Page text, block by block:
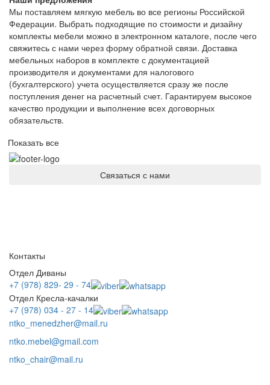
Мы поставляем мягкую мебель во все регионы Российской
Федерации. Выбрать подходящие по стоимости и дизайну
комплекты мебели можно в электронном каталоге, после чего
свяжитесь с нами через форму обратной связи. Доставка
мебельных наборов в комплекте с документацией
производителя и документами для налогового
(бухгалтерского) учета осуществляется сразу же после
поступления денег на расчетный счет. Гарантируем высокое
качество продукции и выполнение всех договорных
обязательств.
Показать все
Связаться с нами
Контакты
Отдел Диваны
+7 (978) 829- 29 - 74
Отдел Кресла-качалки
+7 (978) 034 - 27 - 14
ntko_menedzher@mail.ru
ntko.mebel@gmail.com
ntko_chair@mail.ru